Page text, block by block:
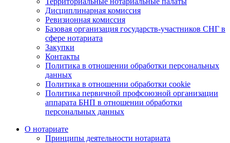
Дисциплинарная комиссия
Ревизионная комиссия
Базовая организация государств-участников СНГ в
сфере нотариата
Закупки
Контакты
Политика в отношении обработки персональных
данных
Политика в отношении обработки cookie
Политика первичной профсоюзной организации
аппарата БНП в отношении обработки
персональных данных
О нотариате
Принципы деятельности нотариата